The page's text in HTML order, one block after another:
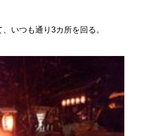
いつも通り3カ所を回る。